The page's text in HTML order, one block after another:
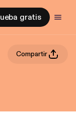
gratis
Compartir